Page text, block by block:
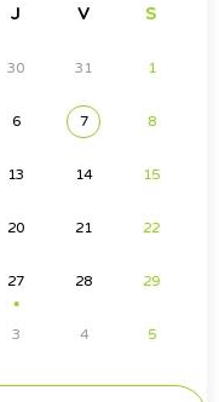
J V S
30 31 1
6 7 8
13 14 15
20 21 22
27
●
28 29
3 4 5